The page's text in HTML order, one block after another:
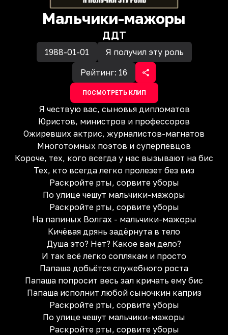
Мальчики-мажоры
ДДТ
1988-01-01
Я получил эту роль
Рейтинг: 16
ПОСМОТРЕТЬ КЛИП
Я чествую вас, сыновья дипломатов
Юристов, министров и профессоров
Ожиревших актрис, журналистов-магнатов
Многотомных поэтов и суперпевцов
Короче, тех, кого всегда у нас вызывают на бис
Тех, кто всегда легко пролезет без виз
Раскройте рты, сорвите уборы
По улице чешут мальчики-мажоры
Раскройте рты, сорвите уборы
На папиных Волгах - мальчики-мажоры
Кичёвая дрянь задёрнута в тело
Душа это? Нет? Какое вам дело?
И так всё легко соплякам и просто
Папаша добьётся служебного роста
Папаша попросит весь зал кричать ему бис
Папаша исполнит любой сыночкин каприз
Раскройте рты, сорвите уборы
По улице чешут мальчики-мажоры
Раскройте рты, сорвите уборы